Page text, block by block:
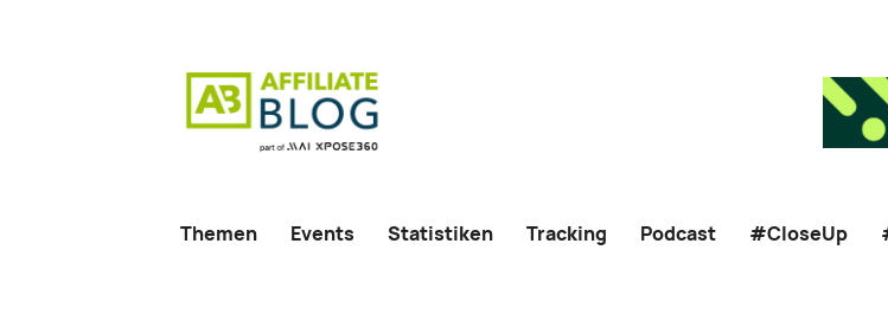
Themen Events Statistiken Tracking Podcast #CloseUp